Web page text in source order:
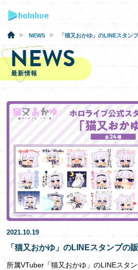
NEWS
SCHEDULE
EVENTS
VIDEOS
MUSIC
GOODS
SPECIAL
EN
NEWS 「猫又おかゆ」のLINEスタン
NEWS
最新情報
2021.10.19
「猫又おかゆ」のLINEスタンプの
所属VTuber「猫又おかゆ」のLINEスタ